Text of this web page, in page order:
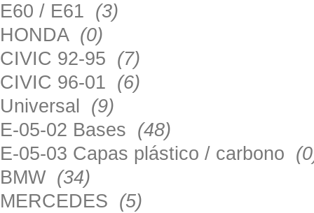
E60 / E61 (3)
HONDA (0)
CIVIC 92-95 (7)
CIVIC 96-01 (6)
Universal (9)
E-05-02 Bases (48)
E-05-03 Capas plástico / carbono
BMW (34)
MERCEDES (5)